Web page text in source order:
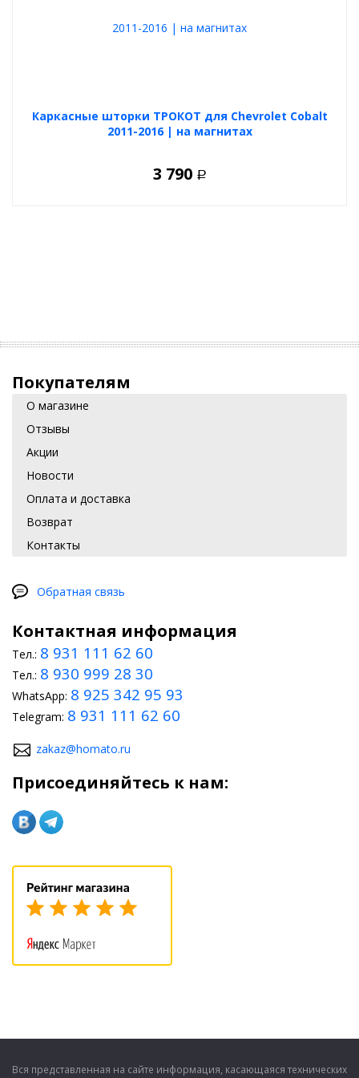
Каркасные шторки ТРОКОТ для Chevrolet Cobalt
2011-2016 | на магнитах
3 790 Р
Покупателям
О магазине
Отзывы
Акции
Новости
Оплата и доставка
Возврат
Контакты
Обратная связь
Контактная информация
Тел.: 8 931 111 62 60
Тел.: 8 930 999 28 30
WhatsApp: 8 925 342 95 93
Telegram: 8 931 111 62 60
zakaz@homato.ru
Присоединяйтесь к нам:
Вся представленная на сайте информация, касающаяся технических